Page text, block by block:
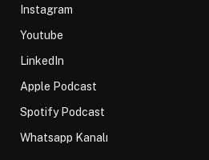
Instagram
Youtube
LinkedIn
Apple Podcast
Spotify Podcast
Whatsapp Kanalı